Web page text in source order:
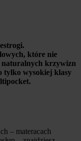
które nie
naturalnych krzywizn
tylko wysokiej klasy
– materacach